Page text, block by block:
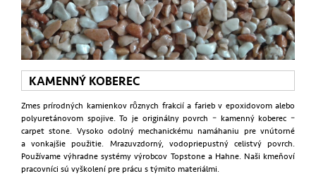
KAMENNÝ KOBEREC
Zmes prírodných kamienkov rôznych frakcií a farieb v epoxidovom alebo
polyuretánovom spojive. To je originálny povrch – kamenný koberec –
carpet stone. Vysoko odolný mechanickému namáhaniu pre vnútorné
a vonkajšie použitie. Mrazuvzdorný, vodopriepustný celistvý povrch.
Používame výhradne systémy výrobcov Topstone a Hahne. Naši kmeňoví
pracovníci sú vyškolení pre prácu s týmito materiálmi.